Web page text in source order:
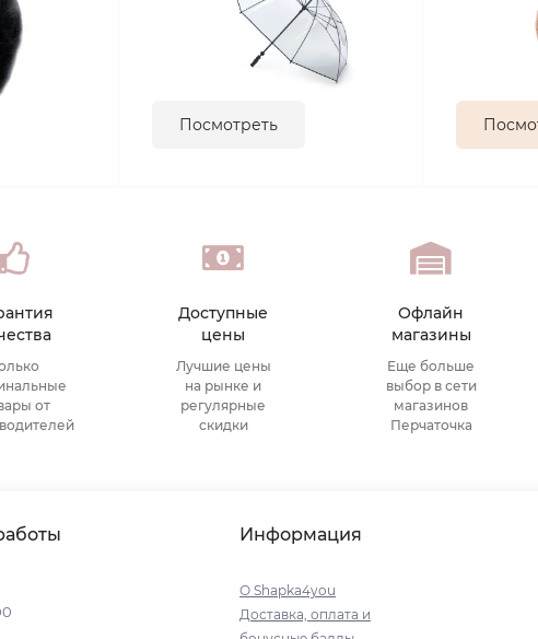
Посмотреть
от
Доступные
цены
Лучшие цены
на рынке и
регулярные
скидки
Офлайн
магазины
Еще больше
выбор в сети
магазинов
Перчаточка
Информация
О Shapka4you
Доставка, оплата и